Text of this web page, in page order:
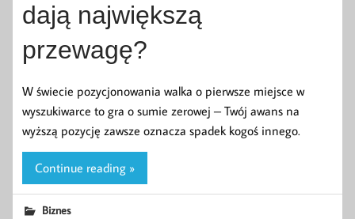
dają największą
przewagę?
W świecie pozycjonowania walka o pierwsze miejsce w
wyszukiwarce to gra o sumie zerowej – Twój awans na
wyższą pozycję zawsze oznacza spadek kogoś innego.
Continue reading »
Biznes